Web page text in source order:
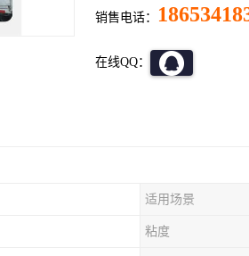
销售电话：
在线QQ：
适用场景
粘度